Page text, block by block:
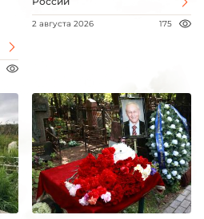
2 августа 2026 175